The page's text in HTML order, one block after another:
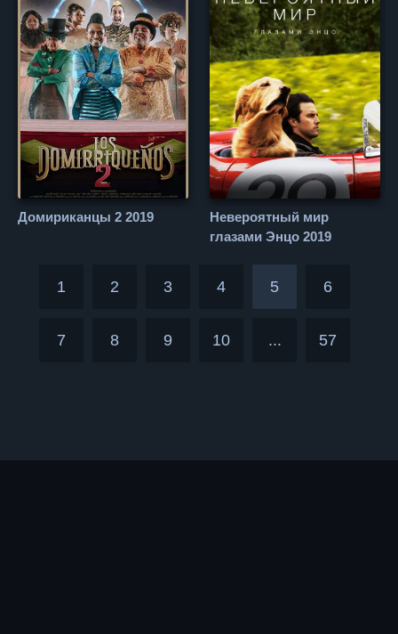
Домириканцы 2 2019
Невероятный мир
глазами Энцо 2019
1 2 3 4 5 6
7 8 9 10 ... 57